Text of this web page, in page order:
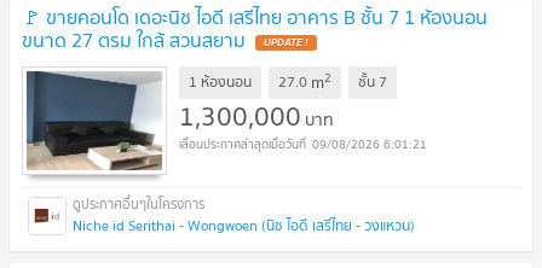
🚩 ขายคอนโด เดอะนิช ไอดี เสรีไทย อาคาร B ชั้น 7 1 ห้องนอน
ขนาด 27 ตรม ใกล้ สวนสยาม UPDATE !
1 ห้องนอน 27.0 m2 ชั้น 7
1,300,000 บาท
09/08/2026 6:01:21
Niche id Serithai - Wongwoen (นิช ไอดี เสรีไทย - วงแหวน)